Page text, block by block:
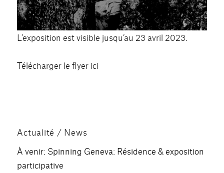
L’exposition est visible jusqu’au 23 avril 2023.
Télécharger le flyer ici
Actualité / News
À venir: Spinning Geneva: Résidence & exposition
participative